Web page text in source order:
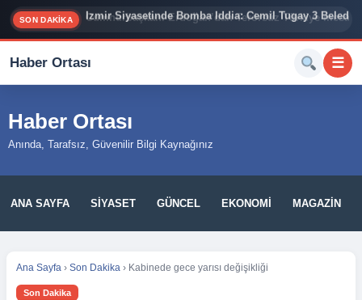
SON DAKİKA İzmir Siyasetinde Bomba İddia: Cemil Tugay 3
Haber Ortası ☰
Haber Ortası
Anında, Tarafsız, Güvenilir Bilgi Kaynağınız
ANA SAYFA SIYASET GÜNCEL EKONOMI MAGAZIN
Ana Sayfa › Son Dakika › Kabinede gece yarısı değişikliği
Son Dakika